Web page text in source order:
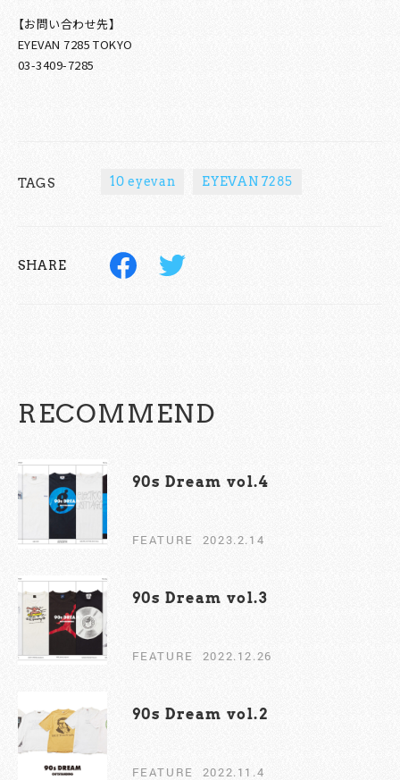
【お問い合わせ先】
EYEVAN 7285 TOKYO
03-3409-7285
TAGS 10 eyevan EYEVAN 7285
SHARE
RECOMMEND
FEATURE 2023.2.14
90s Dream vol.4
FEATURE 2022.12.26
90s Dream vol.3
FEATURE 2022.11.4
90s Dream vol.2￼